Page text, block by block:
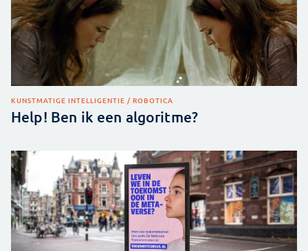
KUNSTMATIGE INTELLIGENTIE / ROBOTICA
Help! Ben ik een algoritme?